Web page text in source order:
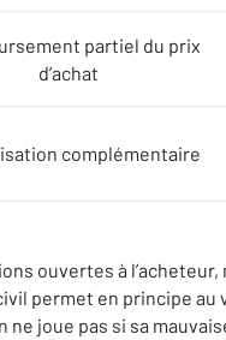
partiel du prix
d’achat
complémentaire
ouvertes à
permet en principe
joue pas si sa